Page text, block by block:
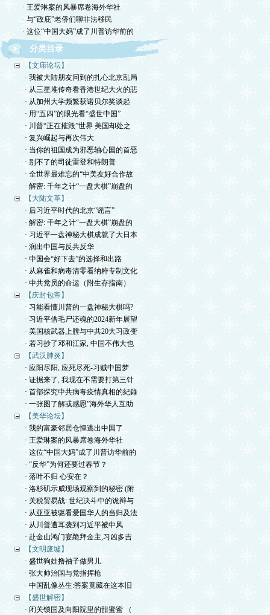
· 王爱琳案的风暴席卷海外华社
· 与“政庇”老侨们聊非法移民
· 这位“中国大妈”成了川普访华前的
分类目录
【文庙论坛】
· 我被大陆朋友问到的扎心北京乱局
· 从三星堆传奇看香港世纪大火的悲
· 从加州大学频繁获诺贝尔奖谈起
· 用“五四”的眼光看“盛世中国”
· 川普“正在摧毁”世界 美国却处之
· 复兴崛起与再次伟大
· 当你的祖国成为邪恶轴心国的首恶
· 别不了的司徒雷登和特朗普
· 全世界最难忘的“中美友好合作故
· 解密: 千年之计“一盘大棋”崩盘的
【大陆文革】
· 后习近平时代的北京“谣言”
· 解密: 千年之计“一盘大棋”崩盘的
· 习近平一盘神秘大棋成就了大日本
· 润出中国与反共反华
· 中国会“好下去”的选择和出路
· 从麻雀和病毒清零看纳粹专制文化
· 中共党员的命运（附生存指南）
【庆封包帝】
· 习能看懂川普的一盘神秘大棋吗?
· 习近平借毛尸还魂的2024新年展望
· 美国核武器上膛与中共20大习政变
· 若习抄了邓和江家, 中国不伟大也
【武汉肺炎】
· 应阳尽阳, 应死尽死-习贼中国梦
· 证据来了, 我现在不需要打第三针
· 首部探究中共病毒疫情真相的紀錄
· 一张图了解或感恩”海外华人互助
【美华论坛】
· 我的富豪邻居仓惶逃出中国了
· 王爱琳案的风暴席卷海外华社
· 这位“中国大妈”成了川普访华前的
· “反华”为何还要过春节？
· 落叶不归 心安在？
· 洛杉矶示威现场观察到的秘密 (附
· 关税贸易战: 世纪决斗中的诡辩与
· 从亚亚被驱看爱国华人的当归及法
· 从川普遭耳袭到习近平被中风
· 赴金山鸿门宴跪拜金主,习凶多吉
【文明废墟】
· 盛世狗娃撸袖子做男儿
· 张大帅治国与党指挥枪
· 中国乱像丛生:答案竟藏在这本旧
【盛世解密】
· 闭关锁国及向阳院里的甜蜜蜜 （